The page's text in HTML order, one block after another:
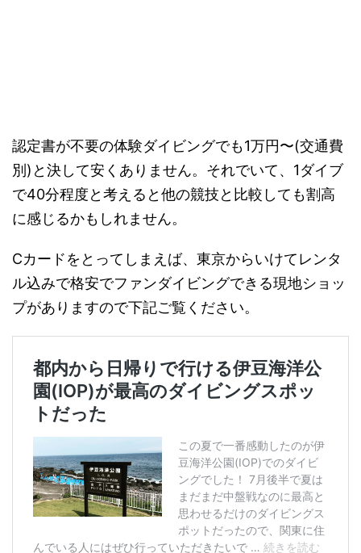
認定書が不要の体験ダイビングでも1万円〜(交通費
別)と決して安くありません。それでいて、1ダイブ
で40分程度と考えると他の競技と比較しても割高
に感じるかもしれません。
Cカードをとってしまえば、東京からいけてレンタ
ル込みで格安でファンダイビングできる現地ショッ
プがありますので下記ご覧ください。